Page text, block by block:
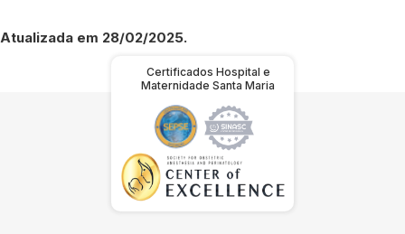
Atualizada em 28/02/2025.
Certificados Hospital e
Maternidade Santa Maria